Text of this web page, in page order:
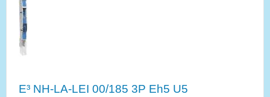
E³ NH-LA-LEI 00/185 3P Eh5 U5